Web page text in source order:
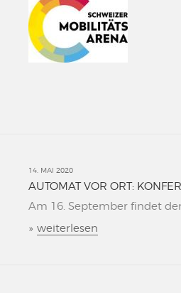
14. MAI 2020
AUTOMAT VOR ORT:
Am 16. September findet der
» weiterlesen